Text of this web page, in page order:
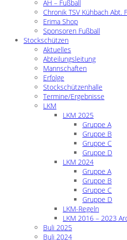
AH – Fußball
Chronik TSV Kühbach Abt.
Erima Shop
Sponsoren Fußball
Stockschützen
Aktuelles
Abteilungsleitung
Mannschaften
Erfolge
Stockschützenhalle
Termine/Ergebnisse
LKM
LKM 2025
Gruppe A
Gruppe B
Gruppe C
Gruppe D
LKM 2024
Gruppe A
Gruppe B
Gruppe C
Gruppe D
LKM-Regeln
LKM 2016 – 2023
Buli 2025
Buli 2024